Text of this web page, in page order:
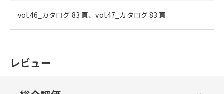
vol.46_カタログ 83 頁、vol.47_カタログ 83 頁
レビュー